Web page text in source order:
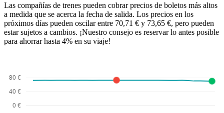
Las compañías de trenes pueden cobrar precios de boletos más altos
a medida que se acerca la fecha de salida. Los precios en los
próximos días pueden oscilar entre 70,71 € y 73,65 €, pero pueden
estar sujetos a cambios. ¡Nuestro consejo es reservar lo antes posible
para ahorrar hasta 4% en su viaje!